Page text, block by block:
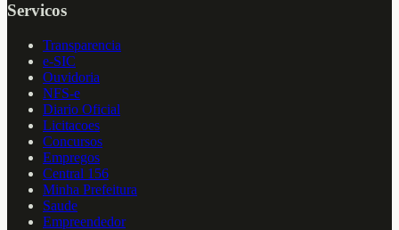
Servicos
Transparencia
e-SIC
Ouvidoria
NFS-e
Diario Oficial
Licitacoes
Concursos
Empregos
Central 156
Minha Prefeitura
Saude
Empreendedor